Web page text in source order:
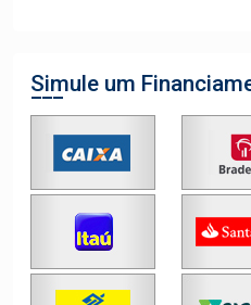
Simule um